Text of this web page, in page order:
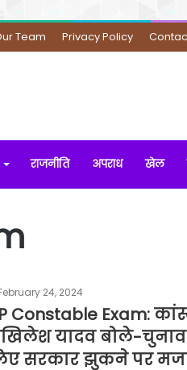
Team Privacy Policy
राजनीति अपराध खेल
24, 2024
Constable Exam:
यादव बोले-
सरकार झुकने पर